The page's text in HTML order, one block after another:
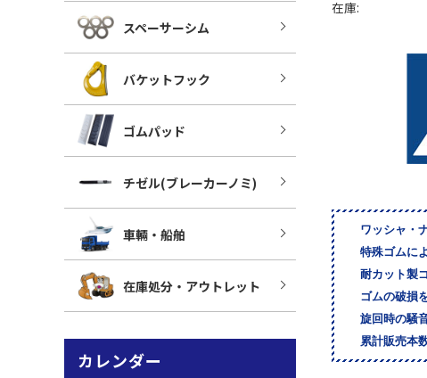
在庫:
ワッシャ・
特殊ゴムに
耐カット製
ゴムの破損
旋回時の騒
累計販売本
スペーサーシム
バケットフック
ゴムパッド
チゼル(ブレーカーノミ)
車輛・船舶
在庫処分・アウトレット